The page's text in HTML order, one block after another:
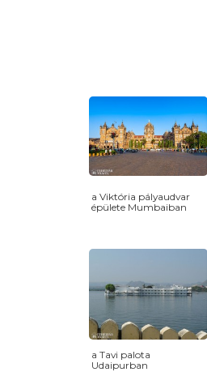
a Viktória pályaudvar
épülete Mumbaiban
a Tavi palota
Udaipurban